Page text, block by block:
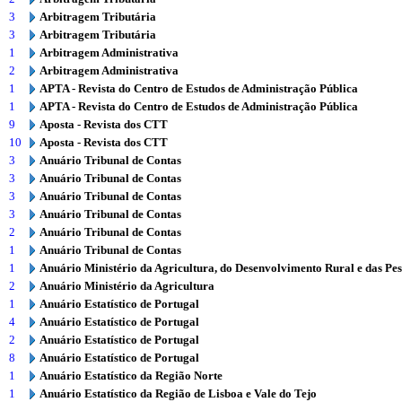
3
Arbitragem Tributária
3
Arbitragem Tributária
1
Arbitragem Administrativa
2
Arbitragem Administrativa
1
APTA - Revista do Centro de Estudos de Administração Pública
1
APTA - Revista do Centro de Estudos de Administração Pública
9
Aposta - Revista dos CTT
10
Aposta - Revista dos CTT
3
Anuário Tribunal de Contas
3
Anuário Tribunal de Contas
3
Anuário Tribunal de Contas
3
Anuário Tribunal de Contas
2
Anuário Tribunal de Contas
1
Anuário Tribunal de Contas
1
Anuário Ministério da Agricultura, do Desenvolvimento Rural e das
2
Anuário Ministério da Agricultura
1
Anuário Estatístico de Portugal
4
Anuário Estatístico de Portugal
2
Anuário Estatístico de Portugal
8
Anuário Estatístico de Portugal
1
Anuário Estatístico da Região Norte
1
Anuário Estatístico da Região de Lisboa e Vale do Tejo